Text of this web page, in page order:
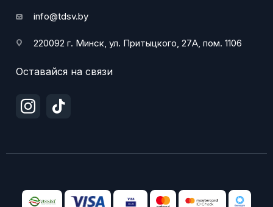
info@tdsv.by
220092 г. Минск, ул. Притыцкого, 27А, пом. 1106
Оставайся на связи